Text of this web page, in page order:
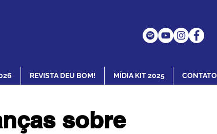
REVISTA DEU BOM! MÍDIA KIT 2025 CONTATO
sobre